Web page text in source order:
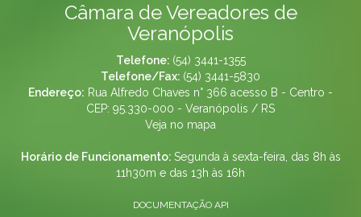
Câmara de Vereadores de
Veranópolis
Telefone: (54) 3441-1355
Telefone/Fax: (54) 3441-5830
Endereço: Rua Alfredo Chaves n° 366 acesso B - Centro -
CEP: 95.330-000 - Veranópolis / RS
Veja no mapa
Horário de Funcionamento: Segunda à sexta-feira, das 8h às
11h30m e das 13h às 16h
DOCUMENTAÇÃO API